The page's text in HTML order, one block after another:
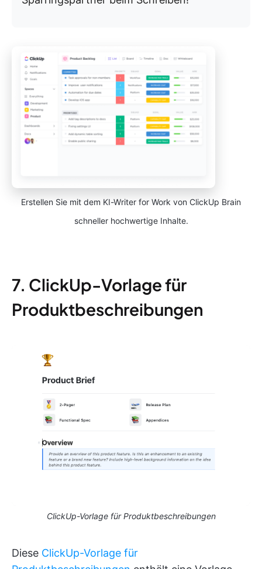
Erstellen Sie mit dem KI-Writer for Work von ClickUp Brain
schneller hochwertige Inhalte.
7. ClickUp-Vorlage für
Produktbeschreibungen
ClickUp-Vorlage für Produktbeschreibungen
Diese ClickUp-Vorlage für